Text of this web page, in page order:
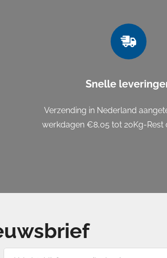
Snelle
Verzending in Nederland
werkdagen €8,05 tot 20Kg-Rest